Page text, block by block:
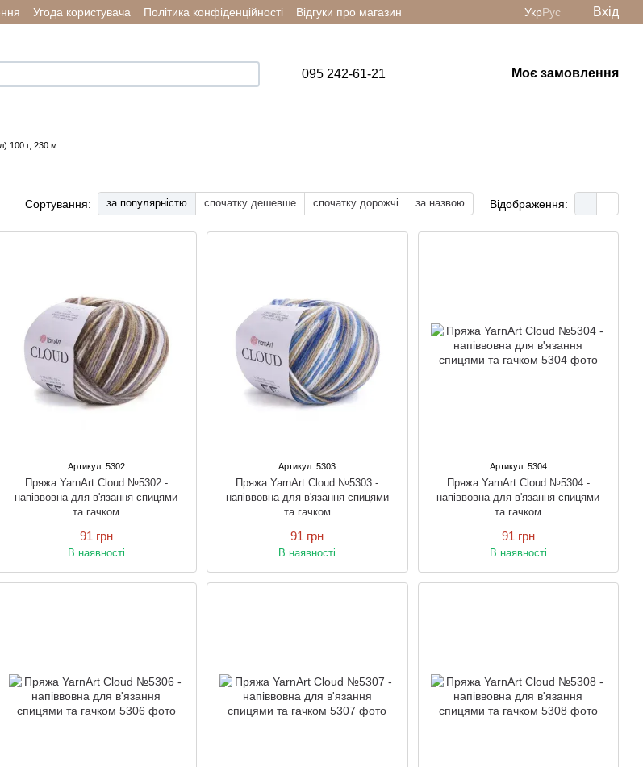
Угода користувача Політика конфіденційності Відгуки про магазин УкрРус Вхід
095 242-61-21 Моє замовлення
100 г, 230 м
Сортування: за популярністю спочатку дешевше спочатку дорожчі за назвою Відображення:
Артикул: 5302
Пряжа YarnArt Cloud №5302 -
напіввовна для в'язання спицями
та гачком
91 грн
В наявності
Артикул: 5303
Пряжа YarnArt Cloud №5303 -
напіввовна для в'язання спицями
та гачком
91 грн
В наявності
Артикул: 5304
Пряжа YarnArt Cloud №5304 -
напіввовна для в'язання спицями
та гачком
91 грн
В наявності